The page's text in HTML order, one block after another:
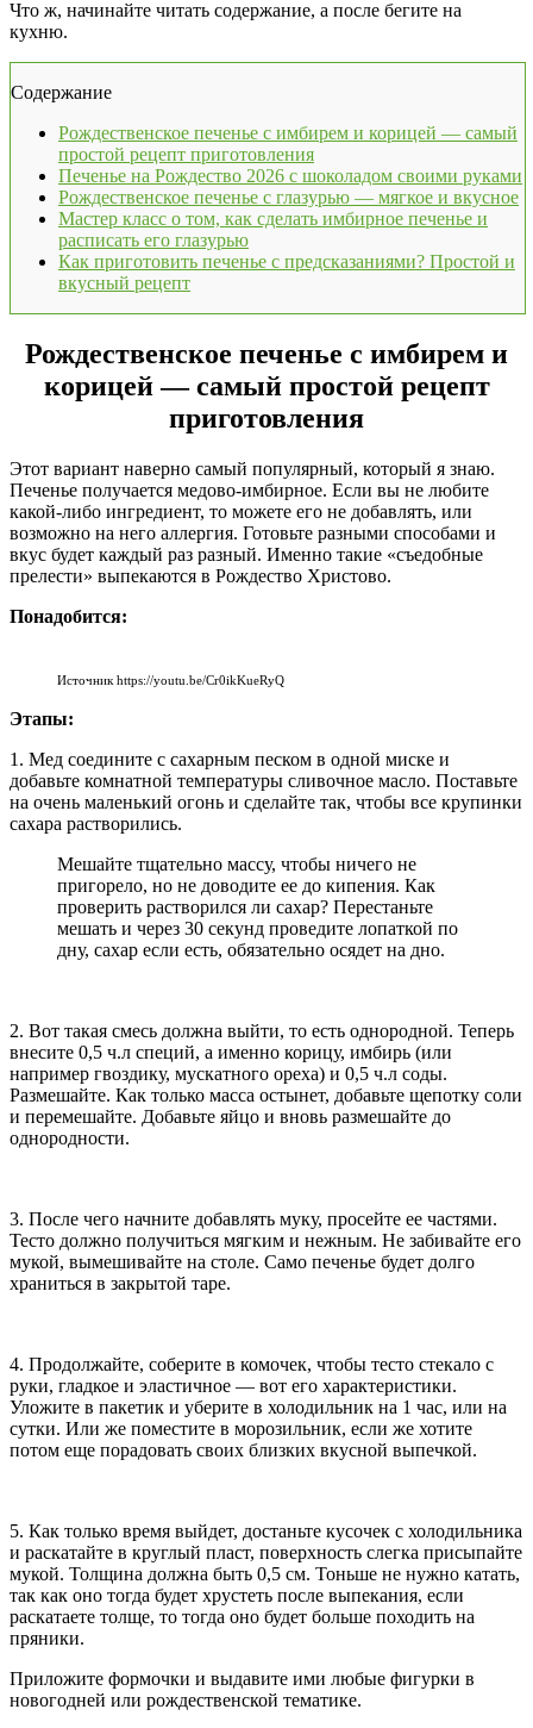
Что ж, начинайте читать содержание, а после бегите на
кухню.
Содержание
Рождественское печенье с имбирем и корицей — самый
простой рецепт приготовления
Печенье на Рождество 2026 с шоколадом своими руками
Рождественское печенье с глазурью — мягкое и вкусное
Мастер класс о том, как сделать имбирное печенье и
расписать его глазурью
Как приготовить печенье с предсказаниями? Простой и
вкусный рецепт
Рождественское печенье с имбирем и
корицей — самый простой рецепт
приготовления
Этот вариант наверно самый популярный, который я знаю.
Печенье получается медово-имбирное. Если вы не любите
какой-либо ингредиент, то можете его не добавлять, или
возможно на него аллергия. Готовьте разными способами и
вкус будет каждый раз разный. Именно такие «съедобные
прелести» выпекаются в Рождество Христово.
Понадобится:
Источник https://youtu.be/Cr0ikKueRyQ
Этапы:
1. Мед соедините с сахарным песком в одной миске и
добавьте комнатной температуры сливочное масло. Поставьте
на очень маленький огонь и сделайте так, чтобы все крупинки
сахара растворились.
Мешайте тщательно массу, чтобы ничего не
пригорело, но не доводите ее до кипения. Как
проверить растворился ли сахар? Перестаньте
мешать и через 30 секунд проведите лопаткой по
дну, сахар если есть, обязательно осядет на дно.
2. Вот такая смесь должна выйти, то есть однородной. Теперь
внесите 0,5 ч.л специй, а именно корицу, имбирь (или
например гвоздику, мускатного ореха) и 0,5 ч.л соды.
Размешайте. Как только масса остынет, добавьте щепотку соли
и перемешайте. Добавьте яйцо и вновь размешайте до
однородности.
3. После чего начните добавлять муку, просейте ее частями.
Тесто должно получиться мягким и нежным. Не забивайте его
мукой, вымешивайте на столе. Само печенье будет долго
храниться в закрытой таре.
4. Продолжайте, соберите в комочек, чтобы тесто стекало с
руки, гладкое и эластичное — вот его характеристики.
Уложите в пакетик и уберите в холодильник на 1 час, или на
сутки. Или же поместите в морозильник, если же хотите
потом еще порадовать своих близких вкусной выпечкой.
5. Как только время выйдет, достаньте кусочек с холодильника
и раскатайте в круглый пласт, поверхность слегка присыпайте
мукой. Толщина должна быть 0,5 см. Тоньше не нужно катать,
так как оно тогда будет хрустеть после выпекания, если
раскатаете толще, то тогда оно будет больше походить на
пряники.
Приложите формочки и выдавите ими любые фигурки в
новогодней или рождественской тематике.